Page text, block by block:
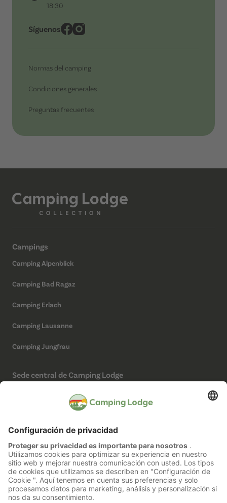
18:30
Síguenos
Normas del camping
Condiciones generales
Preguntas frecuentes
Campings
Camping Alpenblick
Camping Bad Ragaz
Camping Erlach
Camping Lausanne
Camping Jungfrau
Sede central de Camping Lodge
(No es un camping)
Redes sociales